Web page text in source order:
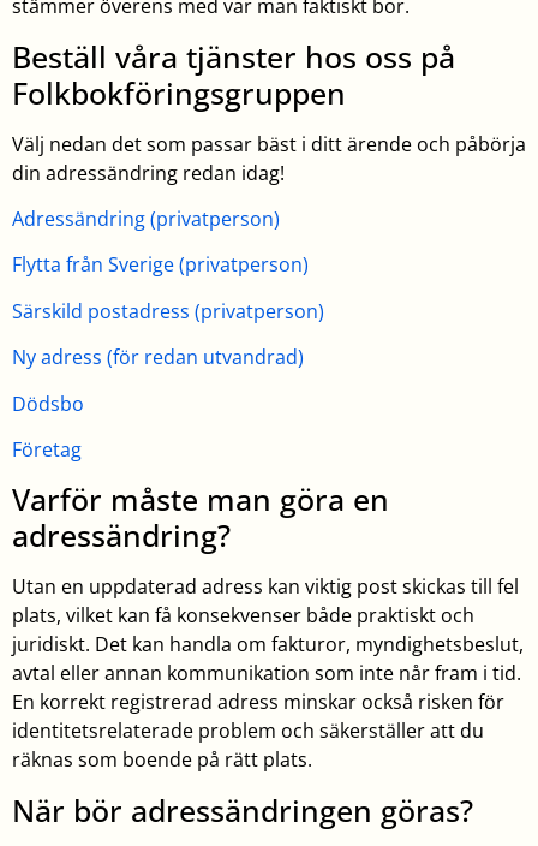
stämmer överens med var man faktiskt bor.
Beställ våra tjänster hos oss på
Folkbokföringsgruppen
Välj nedan det som passar bäst i ditt ärende och påbörja
din adressändring redan idag!
Adressändring (privatperson)
Flytta från Sverige (privatperson)
Särskild postadress (privatperson)
Ny adress (för redan utvandrad)
Dödsbo
Företag
Varför måste man göra en
adressändring?
Utan en uppdaterad adress kan viktig post skickas till fel
plats, vilket kan få konsekvenser både praktiskt och
juridiskt. Det kan handla om fakturor, myndighetsbeslut,
avtal eller annan kommunikation som inte når fram i tid.
En korrekt registrerad adress minskar också risken för
identitetsrelaterade problem och säkerställer att du
räknas som boende på rätt plats.
När bör adressändringen göras?